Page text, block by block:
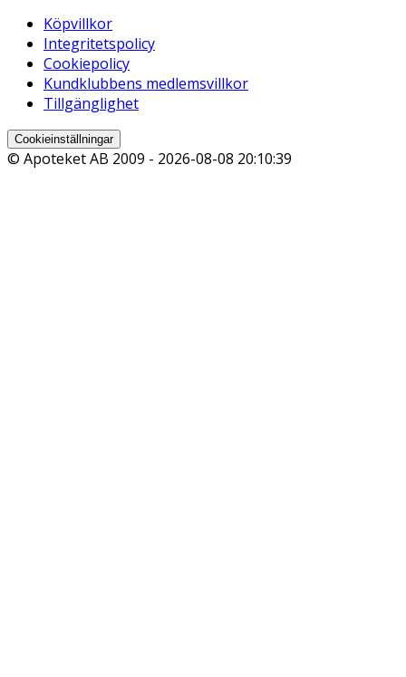
Köpvillkor
Integritetspolicy
Cookiepolicy
Kundklubbens medlemsvillkor
Tillgänglighet
Cookieinställningar
© Apoteket AB 2009 - 2026-08-08 20:10:39